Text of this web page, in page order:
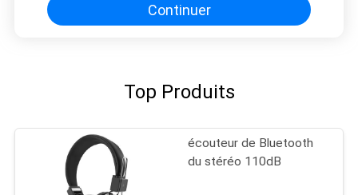
Continuer
Top Produits
écouteur de Bluetooth
du stéréo 110dB